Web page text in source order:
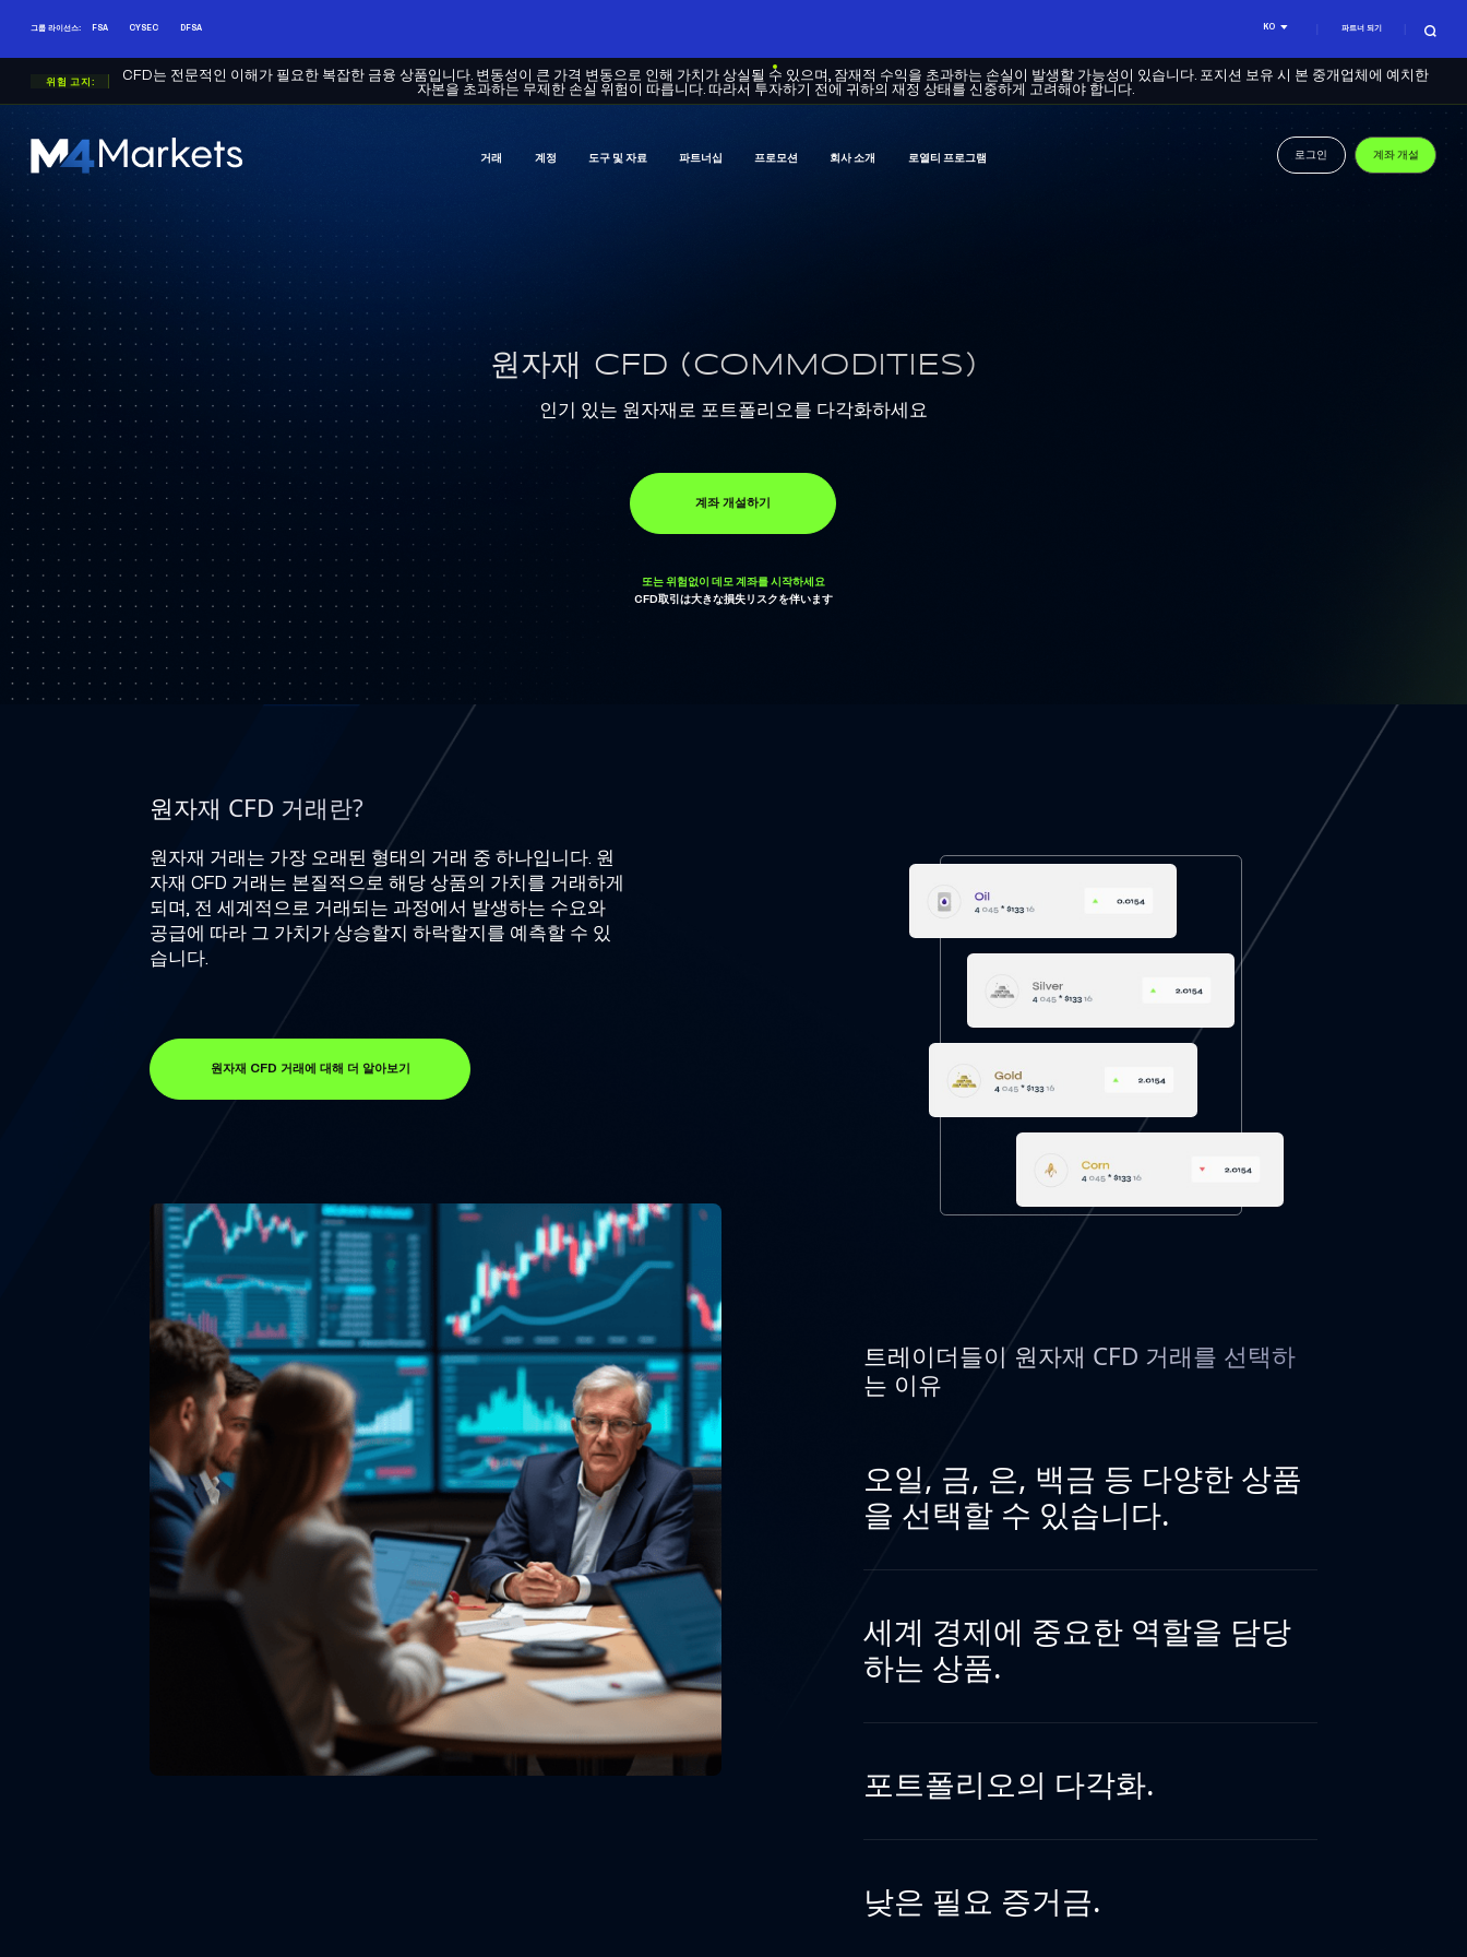
그룹 라이선스: FSA CYSEC DFSA KO 파트너 되기
위험 고지:
CFD는 전문적인 이해가 필요한 복잡한 금융 상품입니다. 변동성이 큰 가격 변동으로 인해 가치가 상실될 수 있으며, 잠재적 수익을 초과하는 손실이 발생할 가능성이 있습니다. 포지션 보유 시 본 중개업체에 예치한
자본을 초과하는 무제한 손실 위험이 따릅니다. 따라서 투자하기 전에 귀하의 재정 상태를 신중하게 고려해야 합니다.
M4Markets
CFD
Trading
Regulated
Broker
거래 계정 도구 및 자료 파트너십 프로모션 회사 소개 로열티 프로그램 로그인 계좌 개설
원자재 CFD (COMMODITIES)
인기 있는 원자재로 포트폴리오를 다각화하세요
계좌 개설하기
또는 위험없이 데모 계좌를 시작하세요
CFD取引は大きな損失リスクを伴います
원자재 CFD 거래란?
원자재 거래는 가장 오래된 형태의 거래 중 하나입니다. 원
자재 CFD 거래는 본질적으로 해당 상품의 가치를 거래하게
되며, 전 세계적으로 거래되는 과정에서 발생하는 수요와
공급에 따라 그 가치가 상승할지 하락할지를 예측할 수 있
습니다.
원자재 CFD 거래에 대해 더 알아보기
트레이더들이 원자재 CFD 거래를 선택하
는 이유
오일, 금, 은, 백금 등 다양한 상품
을 선택할 수 있습니다.
세계 경제에 중요한 역할을 담당
하는 상품.
포트폴리오의 다각화.
낮은 필요 증거금.